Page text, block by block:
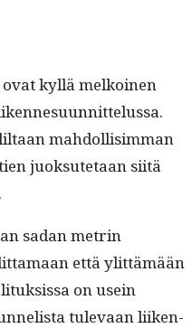
kyl­lä melkoinen
mah­dol­lisim­man
juok­sute­taan siitä
sadan metrin
että ylit­tämään
on usein
tule­vaan liiken­